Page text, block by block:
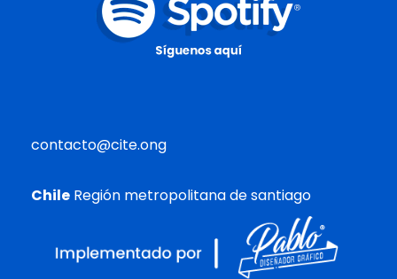
contacto@cite.ong
Chile Región metropolitana de santiago